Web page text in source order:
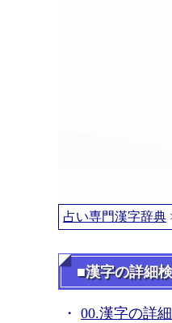
占い専門漢字辞典
■漢字の詳細
00.漢字の詳